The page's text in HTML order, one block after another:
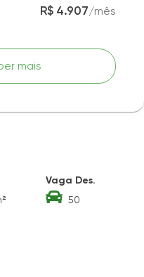
R$ 4.907/mês
mais
Vaga Des.
50